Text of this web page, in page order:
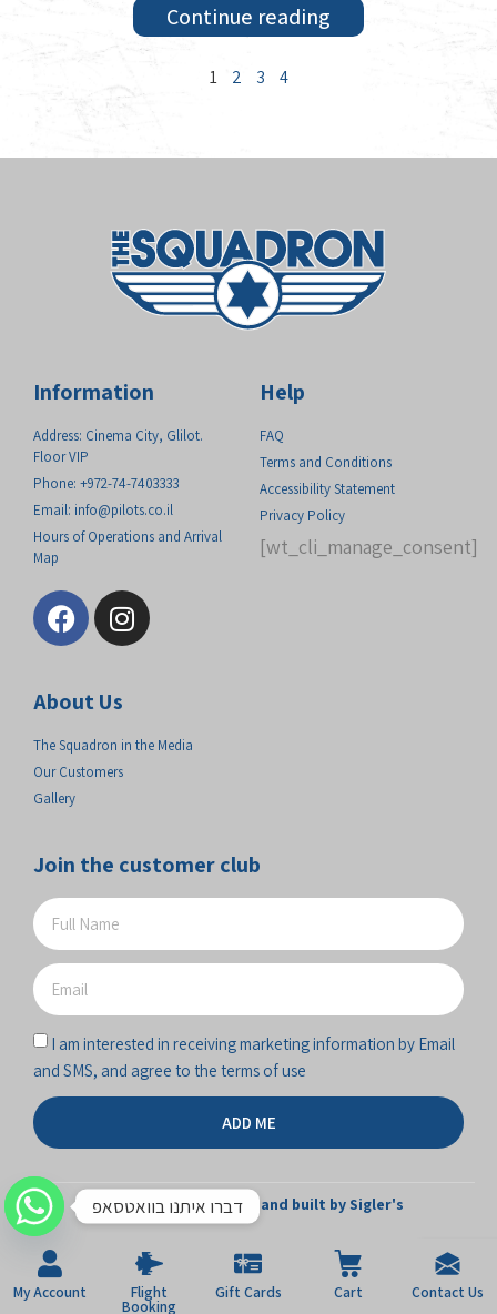
Continue reading
1 2 3 4
Information
Address: Cinema City, Glilot.
Floor VIP
Phone: +972-74-7403333
Email: info@pilots.co.il
Hours of Operations and Arrival
Map
Help
FAQ
Terms and Conditions
Accessibility Statement
Privacy Policy
[wt_cli_manage_consent]
About Us
The Squadron in the Media
Our Customers
Gallery
Join the customer club
I am interested in receiving marketing information by Email
and SMS, and agree to the terms of use
ADD ME
The site was designed and built by Sigler's
My Account Flight
Booking
Gift Cards Cart Contact Us
דברו איתנו בוואטסאפ